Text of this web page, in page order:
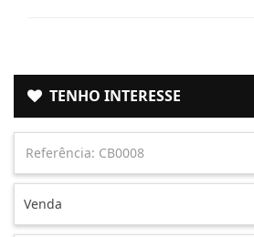
TENHO INTERESSE
Venda